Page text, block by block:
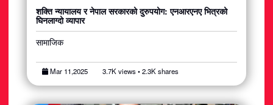
शक्ति न्यायालय र नेपाल सरकारको दुरुपयोग: एनआरएनए भित्रको
घिनलाग्दो व्यापार
सामाजिक
Mar 11,2025 3.7K views • 2.3K shares